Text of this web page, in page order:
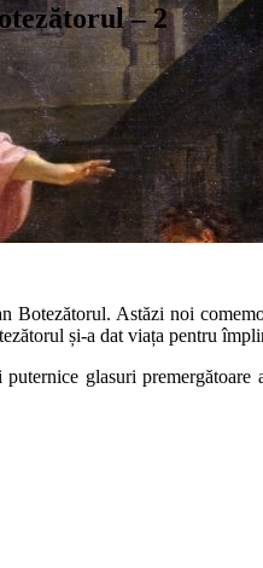
– 2
Botezătorul. Astăzi noi
și-a dat viața pentru
glasuri